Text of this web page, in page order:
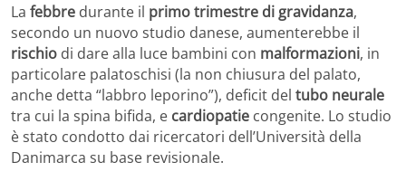
La febbre durante il primo trimestre di gravidanza,
secondo un nuovo studio danese, aumenterebbe il
rischio di dare alla luce bambini con malformazioni, in
particolare palatoschisi (la non chiusura del palato,
anche detta “labbro leporino”), deficit del tubo neurale
tra cui la spina bifida, e cardiopatie congenite. Lo studio
è stato condotto dai ricercatori dell’Università della
Danimarca su base revisionale.